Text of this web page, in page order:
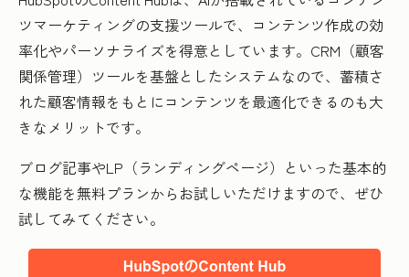
ツマーケティングの支援ツールで、コンテンツ作成の効
率化やパーソナライズを得意としています。CRM（顧客
関係管理）ツールを基盤としたシステムなので、蓄積さ
れた顧客情報をもとにコンテンツを最適化できるのも大
きなメリットです。
ブログ記事やLP（ランディングページ）といった基本的
な機能を無料プランからお試しいただけますので、ぜひ
試してみてください。